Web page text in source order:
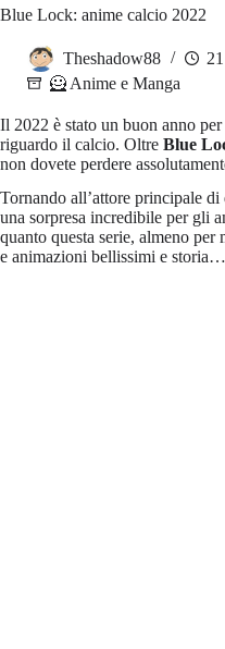
Blue Lock: anime calcio 2022
Theshadow88
🦸 Anime e Manga
Il 2022 è stato un buon anno
riguardo il calcio. Oltre Blue
non dovete perdere
Tornando all’attore principale
una sorpresa incredibile per gli
quanto questa serie, almeno per
e animazioni bellissimi e